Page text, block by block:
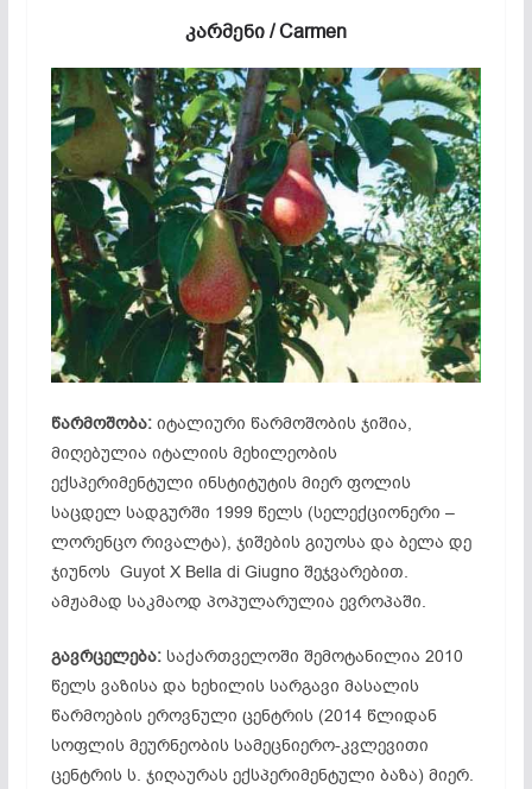
კარმენი / Carmen
წარმოშობა:იტალიური წარმოშობის ჯიშია,
მიღებულია იტალიის მეხილეობის
ექსპერიმენტული ინსტიტუტის მიერ ფოლის
საცდელ სადგურში 1999 წელს (სელექციონერი –
ლორენცო რივალტა), ჯიშების გიუოსა და ბელა დე
ჯიუნოს Guyot X Bella di Giugno შეჯვარებით.
ამჟამად საკმაოდ პოპულარულია ევროპაში.
გავრცელება: საქართველოში შემოტანილია 2010
წელს ვაზისა და ხეხილის სარგავი მასალის
წარმოების ეროვნული ცენტრის (2014 წლიდან
სოფლის მეურნეობის სამეცნიერო-კვლევითი
ცენტრის ს. ჯიღაურას ექსპერიმენტული ბაზა) მიერ.